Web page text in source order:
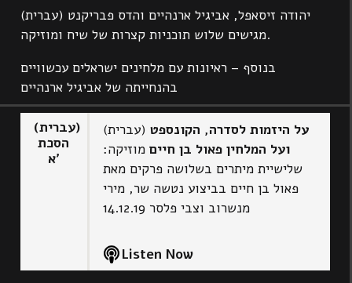
(עברית) יהודה זיסאפל, אביגיל ארנהיים והדס פבריקנט
מגישים שלוש תוכניות קצרות של שיח ומוזיקה.
בנוסף – ראיונות עם מלחינים ישראלים עכשוויים
בהנחייתה של אביגיל ארנהיים
(עברית)
הסכת
א'
(עברית) על היזמות לסדרה, הקונספט
ועל המלחין פאול בן חיים מוזיקה:
שלישיית מיתרים בשלושה פרקים מאת
פאול בן חיים בביצוע נטשה שר, מירי
מנשרוב וצבי פלסר 14.12.19
Listen Now